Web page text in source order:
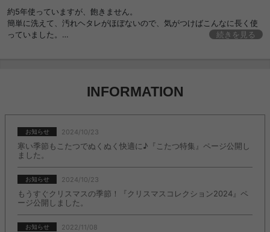
約5年使っていますが、飽きません。
簡単に洗えて、汚れヘタレがほぼないので、気がつけばこんなに長く使
っていました。
続きを見る
INFORMATION
お知らせ 2024/10/23
寒い季節もこたつでぬくぬく快適に♪『こたつ特集』ページ公開し
ました。
お知らせ 2024/10/23
もうすぐクリスマスの季節！『クリスマスコレクション2024』ペ
ージ公開しました。
お知らせ 2022/11/08